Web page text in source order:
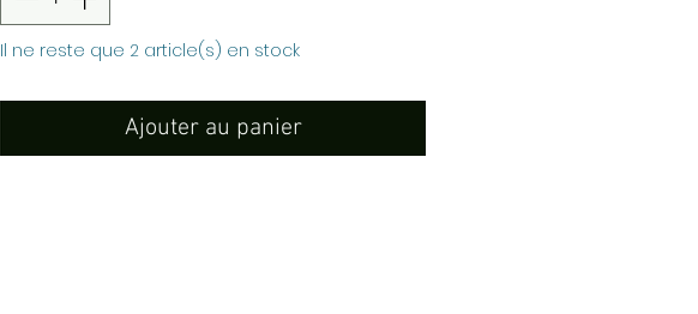
Il ne reste que 2 article(s) en stock
Ajouter au panier